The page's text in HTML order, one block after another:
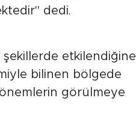
dedi.
şekillerde etkilendiğine
bilinen bölgede
görülmeye